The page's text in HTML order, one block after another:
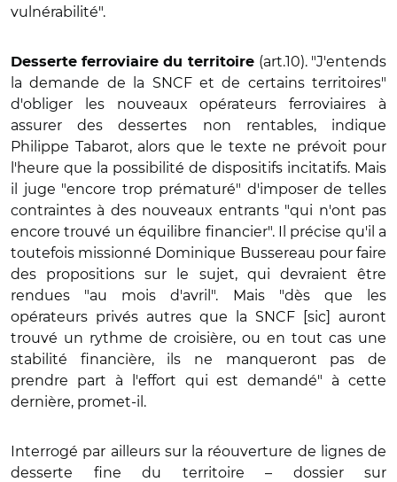
vulnérabilité".
Desserte ferroviaire du territoire (art.10). "J'entends
la demande de la SNCF et de certains territoires"
d'obliger les nouveaux opérateurs ferroviaires à
assurer des dessertes non rentables, indique
Philippe Tabarot, alors que le texte ne prévoit pour
l'heure que la possibilité de dispositifs incitatifs. Mais
il juge "encore trop prématuré" d'imposer de telles
contraintes à des nouveaux entrants "qui n'ont pas
encore trouvé un équilibre financier". Il précise qu'il a
toutefois missionné Dominique Bussereau pour faire
des propositions sur le sujet, qui devraient être
rendues "au mois d'avril". Mais "dès que les
opérateurs privés autres que la SNCF [sic] auront
trouvé un rythme de croisière, ou en tout cas une
stabilité financière, ils ne manqueront pas de
prendre part à l'effort qui est demandé" à cette
dernière, promet-il.
Interrogé par ailleurs sur la réouverture de lignes de
desserte fine du territoire – dossier sur